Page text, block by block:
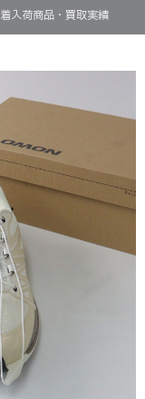
入荷商品・買取実績